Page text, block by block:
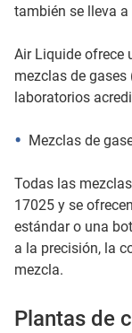
también se lleva
Air Liquide ofrece
mezclas de
laboratorios
Mezclas de
Todas las
17025 y se
estándar o una
a la precisión, la
mezcla.
Plantas de